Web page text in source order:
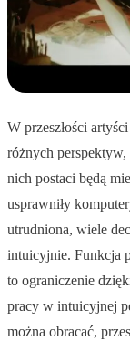
W przeszłości
różnych
nich postaci będą
usprawniły
utrudniona, wiele
intuicyjnie. Funkcja
to ograniczenie
pracy w intuicyjnej
można obracać,